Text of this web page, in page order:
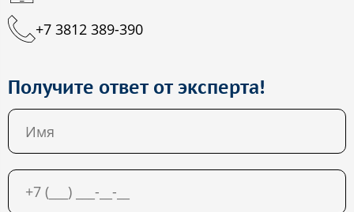
+7 3812 389-390
Получите ответ от эксперта!